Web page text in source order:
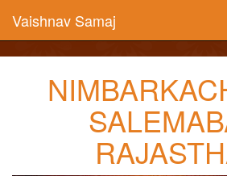
Vaishnav Samaj